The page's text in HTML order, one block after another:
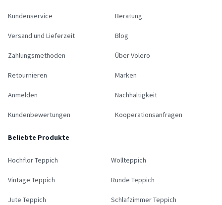
Kundenservice
Versand und Lieferzeit
Zahlungsmethoden
Retournieren
Anmelden
Kundenbewertungen
Beratung
Blog
Über Volero
Marken
Nachhaltigkeit
Kooperationsanfragen
Beliebte Produkte
Hochflor Teppich Wollteppich
Vintage Teppich Runde Teppich
Jute Teppich Schlafzimmer Teppich